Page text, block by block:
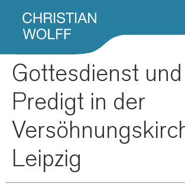
Gottesdienst und
Predigt in der
Leipzig